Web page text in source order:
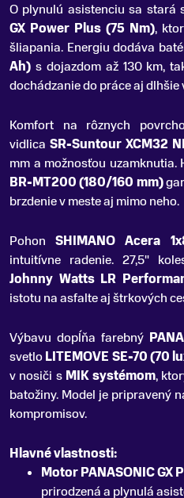
O plynulú asistenciu sa stará
GX Power Plus (75 Nm),
šliapania. Energiu dodáva
Ah) s dojazdom až 130 km,
dochádzanie do práce aj dlhšie
Komfort na rôznych
vidlica SR-Suntour XCM32
mm a možnosťou uzamknutia.
BR-MT200 (180/160 mm)
brzdenie v meste aj mimo neho.
PohonSHIMANO Acera
intuitívne radenie. 27,5"
Johnny Watts LR
istotu na asfalte aj štrkových
Výbavu dopĺňa farebný
svetloLITEMOVE SE-70 (70
v nosiči s MIK systémom,
batožiny. Model je pripravený
kompromisov.
Hlavné vlastnosti:
Motor PANASONIC GX
prirodzená a plynulá